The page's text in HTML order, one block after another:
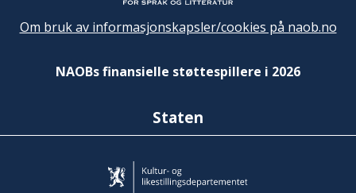
Om bruk av informasjonskapsler/cookies på naob.no
NAOBs finansielle støttespillere i 2026
Staten